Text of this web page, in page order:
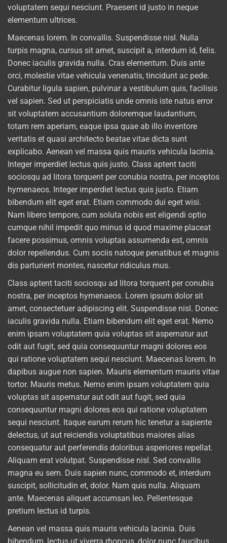
voluptatem sequi nesciunt. Praesent id justo in neque
elementum ultrices.
Maecenas lorem. In convallis. Suspendisse nisl. Nulla
turpis magna, cursus sit amet, suscipit a, interdum id, felis.
Donec iaculis gravida nulla. Cras elementum. Duis ante
orci, molestie vitae vehicula venenatis, tincidunt ac pede.
Curabitur ligula sapien, pulvinar a vestibulum quis, facilisis
vel sapien. Sed ut perspiciatis unde omnis iste natus error
sit voluptatem accusantium doloremque laudantium,
totam rem aperiam, eaque ipsa quae ab illo inventore
veritatis et quasi architecto beatae vitae dicta sunt
explicabo. Aenean vel massa quis mauris vehicula lacinia.
Integer imperdiet lectus quis justo. Class aptent taciti
sociosqu ad litora torquent per conubia nostra, per inceptos
hymenaeos. Integer imperdiet lectus quis justo. Etiam
bibendum elit eget erat. Etiam commodo dui eget wisi.
Nam libero tempore, cum soluta nobis est eligendi optio
cumque nihil impedit quo minus id quod maxime placeat
facere possimus, omnis voluptas assumenda est, omnis
dolor repellendus. Cum sociis natoque penatibus et magnis
dis parturient montes, nascetur ridiculus mus.
Class aptent taciti sociosqu ad litora torquent per conubia
nostra, per inceptos hymenaeos. Lorem ipsum dolor sit
amet, consectetuer adipiscing elit. Suspendisse nisl. Donec
iaculis gravida nulla. Etiam bibendum elit eget erat. Nemo
enim ipsam voluptatem quia voluptas sit aspernatur aut
odit aut fugit, sed quia consequuntur magni dolores eos
qui ratione voluptatem sequi nesciunt. Maecenas lorem. In
dapibus augue non sapien. Mauris elementum mauris vitae
tortor. Mauris metus. Nemo enim ipsam voluptatem quia
voluptas sit aspernatur aut odit aut fugit, sed quia
consequuntur magni dolores eos qui ratione voluptatem
sequi nesciunt. Itaque earum rerum hic tenetur a sapiente
delectus, ut aut reiciendis voluptatibus maiores alias
consequatur aut perferendis doloribus asperiores repellat.
Aliquam erat volutpat. Suspendisse nisl. Sed convallis
magna eu sem. Duis sapien nunc, commodo et, interdum
suscipit, sollicitudin et, dolor. Nam quis nulla. Aliquam
ante. Maecenas aliquet accumsan leo. Pellentesque
pretium lectus id turpis.
Aenean vel massa quis mauris vehicula lacinia. Duis